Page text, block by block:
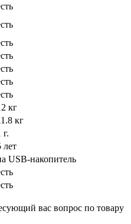
кг
кг
г.
лет
USB-накопитель
вас вопрос по товару